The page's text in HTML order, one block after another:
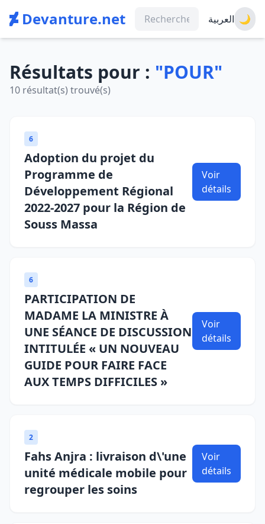
Devanture.net العربية 🌙
Résultats pour : "POUR"
10 résultat(s) trouvé(s)
6
Adoption du projet du
Programme de
Développement Régional
2022-2027 pour la Région de
Souss Massa
Voir
détails
6
PARTICIPATION DE
MADAME LA MINISTRE À
UNE SÉANCE DE DISCUSSION
INTITULÉE « UN NOUVEAU
GUIDE POUR FAIRE FACE
AUX TEMPS DIFFICILES »
Voir
détails
2
Fahs Anjra : livraison d\'une
unité médicale mobile pour
regrouper les soins
Voir
détails